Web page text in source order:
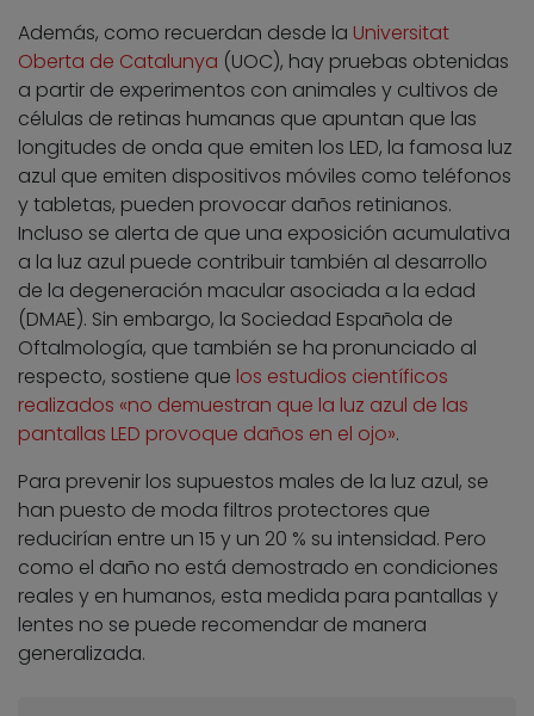
Además, como recuerdan desde la Universitat
Oberta de Catalunya (UOC), hay pruebas obtenidas
a partir de experimentos con animales y cultivos de
células de retinas humanas que apuntan que las
longitudes de onda que emiten los LED, la famosa luz
azul que emiten dispositivos móviles como teléfonos
y tabletas, pueden provocar daños retinianos.
Incluso se alerta de que una exposición acumulativa
a la luz azul puede contribuir también al desarrollo
de la degeneración macular asociada a la edad
(DMAE). Sin embargo, la Sociedad Española de
Oftalmología, que también se ha pronunciado al
respecto, sostiene que los estudios científicos
realizados «no demuestran que la luz azul de las
pantallas LED provoque daños en el ojo».
Para prevenir los supuestos males de la luz azul, se
han puesto de moda filtros protectores que
reducirían entre un 15 y un 20 % su intensidad. Pero
como el daño no está demostrado en condiciones
reales y en humanos, esta medida para pantallas y
lentes no se puede recomendar de manera
generalizada.